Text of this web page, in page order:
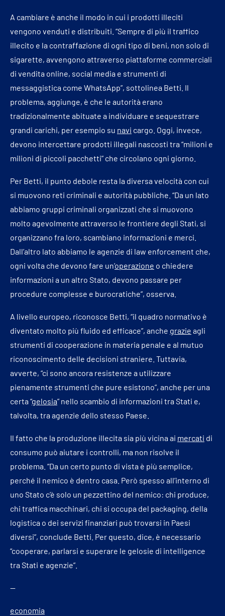
A cambiare è anche il modo in cui i prodotti illeciti
vengono venduti e distribuiti. “Sempre di più il traffico
illecito e la contraffazione di ogni tipo di beni, non solo di
sigarette, avvengono attraverso piattaforme commerciali
di vendita online, social media e strumenti di
messaggistica come WhatsApp”, sottolinea Betti. Il
problema, aggiunge, è che le autorità erano
tradizionalmente abituate a individuare e sequestrare
grandi carichi, per esempio su navi cargo. Oggi, invece,
devono intercettare prodotti illegali nascosti tra “milioni e
milioni di piccoli pacchetti” che circolano ogni giorno.
Per Betti, il punto debole resta la diversa velocità con cui
si muovono reti criminali e autorità pubbliche. “Da un lato
abbiamo gruppi criminali organizzati che si muovono
molto agevolmente attraverso le frontiere degli Stati, si
organizzano fra loro, scambiano informazioni e merci.
Dall’altro lato abbiamo le agenzie di law enforcement che,
ogni volta che devono fare un’operazione o chiedere
informazioni a un altro Stato, devono passare per
procedure complesse e burocratiche”, osserva.
A livello europeo, riconosce Betti, “il quadro normativo è
diventato molto più fluido ed efficace”, anche grazie agli
strumenti di cooperazione in materia penale e al mutuo
riconoscimento delle decisioni straniere. Tuttavia,
avverte, “ci sono ancora resistenze a utilizzare
pienamente strumenti che pure esistono”, anche per una
certa “gelosia” nello scambio di informazioni tra Stati e,
talvolta, tra agenzie dello stesso Paese.
Il fatto che la produzione illecita sia più vicina ai mercati di
consumo può aiutare i controlli, ma non risolve il
problema. “Da un certo punto di vista è più semplice,
perché il nemico è dentro casa. Però spesso all’interno di
uno Stato c’è solo un pezzettino del nemico: chi produce,
chi traffica macchinari, chi si occupa del packaging, della
logistica o dei servizi finanziari può trovarsi in Paesi
diversi”, conclude Betti. Per questo, dice, è necessario
“cooperare, parlarsi e superare le gelosie di intelligence
tra Stati e agenzie”.
—
economia